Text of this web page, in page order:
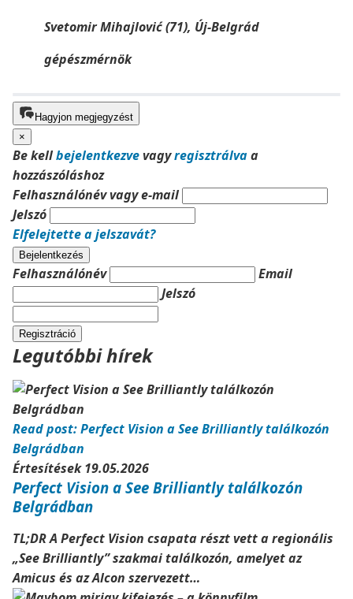
Svetomir Mihajlović (71), Új-Belgrád
gépészmérnök
Hagyjon megjegyzést
×
Be kellbejelentkezvevagyregisztrálvaa
hozzászóláshoz
Felhasználónév vagy e-mail
Jelszó
Elfelejtette a jelszavát?
Bejelentkezés
Felhasználónév
Email
Jelszó
Regisztráció
Legutóbbi hírek
Read post: Perfect Vision a See Brilliantly találkozón
Belgrádban
Értesítések19.05.2026
Perfect Vision a See Brilliantly találkozón
Belgrádban
TL;DR A Perfect Vision csapata részt vett a regionális
„See Brilliantly” szakmai találkozón, amelyet az
Amicus és az Alcon szervezett…